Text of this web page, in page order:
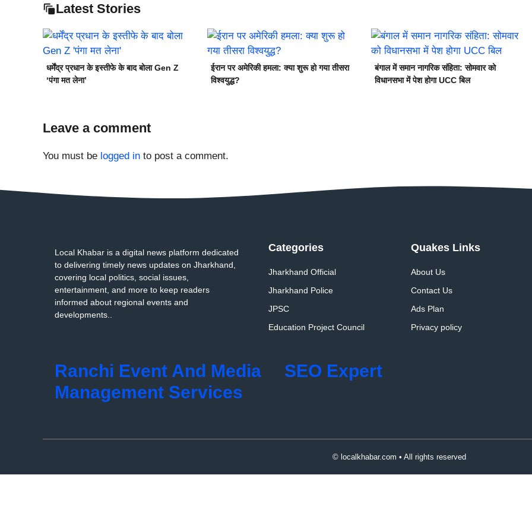
Latest Stories
धर्मेंद्र प्रधान के इस्तीफे के बाद बोला Gen Z
‘पंगा मत लेना’
ईरान पर अमेरिकी हमला: क्या शुरू हो गया तीसरा
विश्वयुद्ध?
बंगाल में समान नागरिक संहिता: सोमवार को
विधानसभा में पेश होगा UCC बिल
Leave a comment
You must be logged in to post a comment.
Local Khabar is a digital news platform dedicated
to delivering timely news updates on Jharkhand,
covering local politics, social issues,
entertainment, and more to keep readers
informed about regional events and
developments..
Categories
Jharkhand Official
Jharkhand Police
JPSC
Education Project Council
Quakes Links
About Us
Contact Us
Ads Plan
Privacy policy
Ranchi Event And Media
Management Services
SEO Expert
© localkhabar.com • All rights reserved